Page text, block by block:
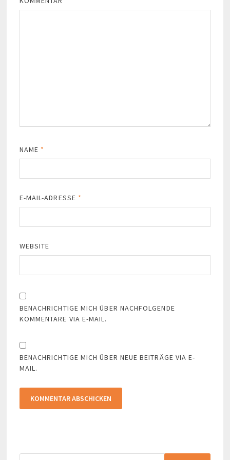
NAME *
E-MAIL-ADRESSE *
WEBSITE
BENACHRICHTIGE MICH ÜBER NACHFOLGENDE
KOMMENTARE VIA E-MAIL.
BENACHRICHTIGE MICH ÜBER NEUE BEITRÄGE VIA E-
MAIL.